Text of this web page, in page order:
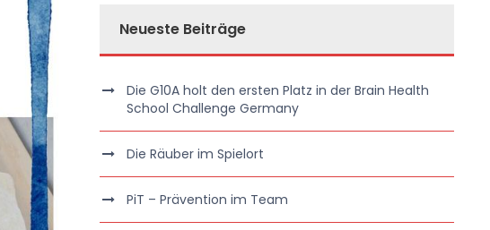
Neueste Beiträge
Die G10A holt den ersten Platz in der Brain Health
School Challenge Germany
Die Räuber im Spielort
PiT – Prävention im Team